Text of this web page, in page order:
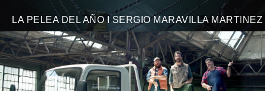
LA PELEA DEL AÑO I SERGIO MARAVILLA MARTINEZ